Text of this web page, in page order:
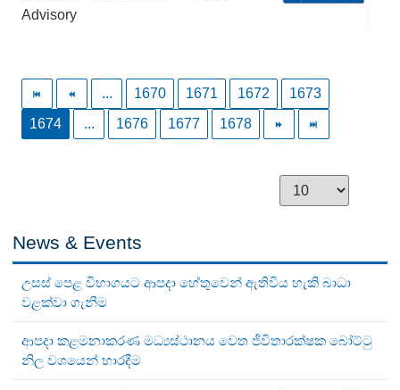
Advisory
... 1670 1671 1672
1673
1674
... 1676 1677 1678
News & Events
උසස් පෙළ විභාගයට ආපදා හේතුවෙන් ඇතිවිය හැකි බාධා
වළක්වා ගැනීම
ආපදා කළමනාකරණ මධ්‍යස්ථානය වෙත ජීවිතාරක්ෂක බෝට්ටු
නිල වශයෙන් භාරදීම